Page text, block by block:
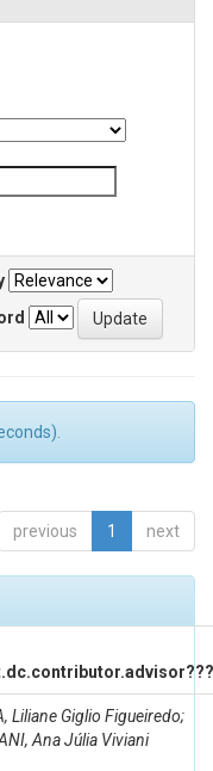
previous 1 next
Liliane Giglio Figueiredo;
Ana Júlia Viviani